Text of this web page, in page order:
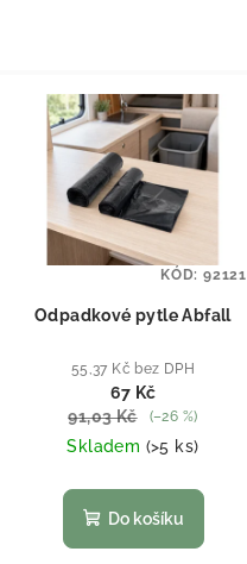
Odpadkové pytle Abfall
55,37 Kč bez DPH
67 Kč
91,03 Kč
(–26 %)
Skladem (>5 ks)
Do košíku
KÓD: 92121